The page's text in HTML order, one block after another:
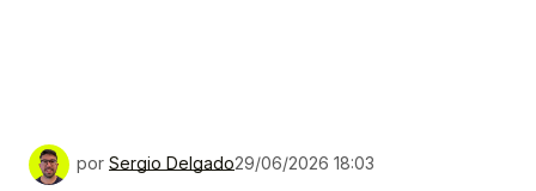
por Sergio Delgado29/06/2026 18:03